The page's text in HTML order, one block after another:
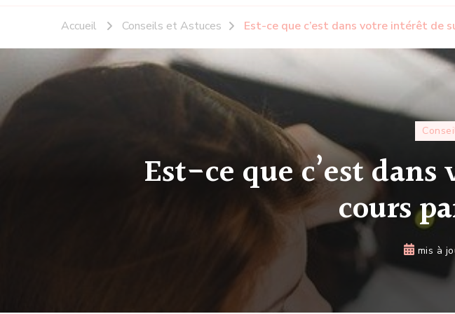
Accueil Conseils et Astuces Est-ce que c’est dans votre intérêt de
Est-ce que c’est
cours
mis à